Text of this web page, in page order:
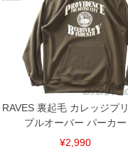
6L/166/93/166/66/64
単位はcm
※【返品交換について】
返品交換希望の方は、商品到着
下着(肌着)やワイシャツは商品
ご了承くださいませ。
※【ボトムの裾上げをご希望の場
裾上げ料金は500円+税となります
備考欄に股下●cmとご記入下さ
上の品が対象。1本5,999円以下
尚、裾上げした商品は返品・交
RAVES 裏起毛 カレッジプ
プルオーバー パーカー
¥2,990